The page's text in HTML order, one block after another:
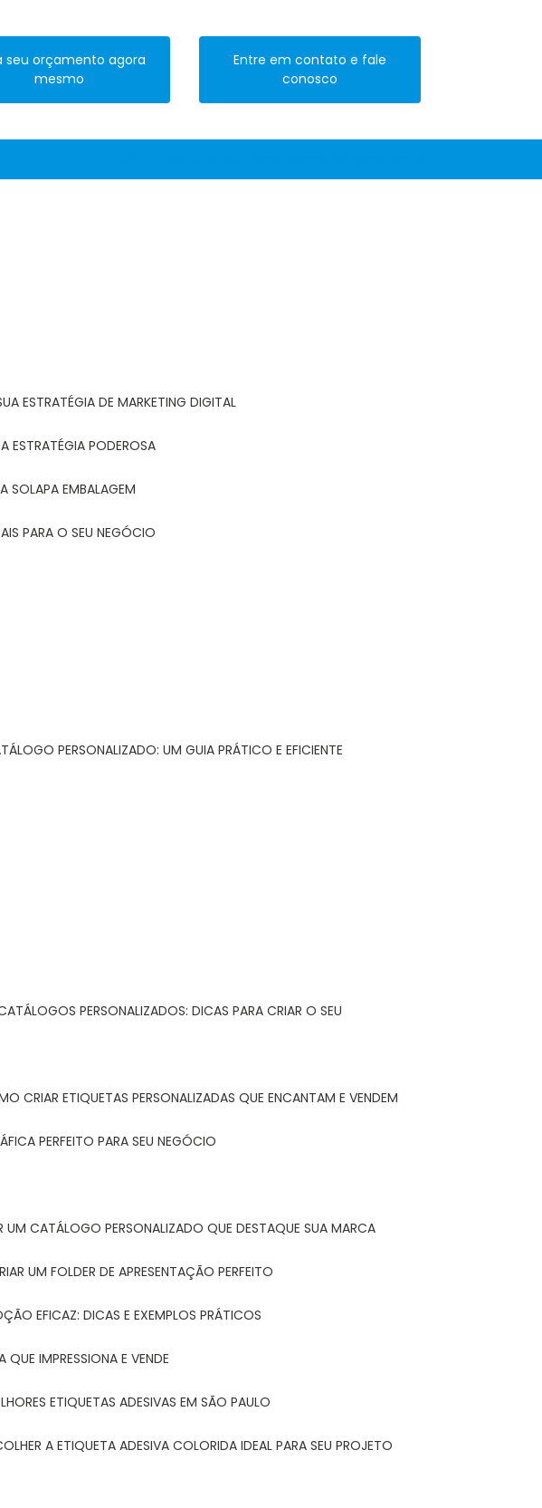
seu orçamento agora
mesmo
Entre em contato e fale
conosco
ESTRATÉGIA DE MARKETING DIGITAL
ESTRATÉGIA PODEROSA
SOLAPA EMBALAGEM
PARA O SEU NEGÓCIO
PERSONALIZADO: UM GUIA PRÁTICO E EFICIENTE
CATÁLOGOS PERSONALIZADOS: DICAS PARA CRIAR O SEU
CRIAR ETIQUETAS PERSONALIZADAS QUE ENCANTAM E VENDEM
PERFEITO PARA SEU NEGÓCIO
UM CATÁLOGO PERSONALIZADO QUE DESTAQUE SUA MARCA
UM FOLDER DE APRESENTAÇÃO PERFEITO
EFICAZ: DICAS E EXEMPLOS PRÁTICOS
QUE IMPRESSIONA E VENDE
ETIQUETAS ADESIVAS EM SÃO PAULO
A ETIQUETA ADESIVA COLORIDA IDEAL PARA SEU PROJETO